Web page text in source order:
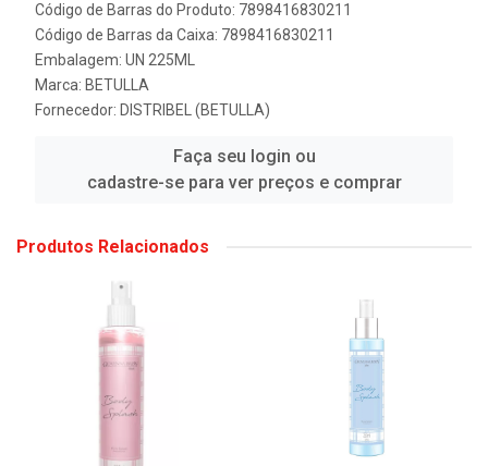
Código de Barras do Produto: 7898416830211
Código de Barras da Caixa: 7898416830211
Embalagem: UN 225ML
Marca: BETULLA
Fornecedor: DISTRIBEL (BETULLA)
Faça seu login ou
cadastre-se para ver preços e comprar
Produtos Relacionados